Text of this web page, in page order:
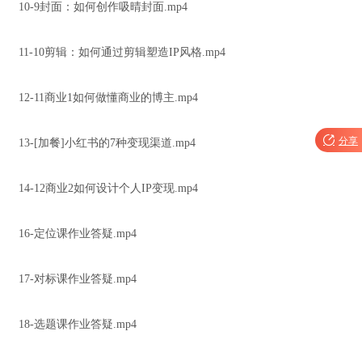
10-9封面：如何创作吸晴封面.mp4
11-10剪辑：如何通过剪辑塑造IP风格.mp4
12-11商业1如何做懂商业的博主.mp4
13-[加餐]小红书的7种变现渠道.mp4
14-12商业2如何设计个人IP变现.mp4
16-定位课作业答疑.mp4
17-对标课作业答疑.mp4
18-选题课作业答疑.mp4
 分享